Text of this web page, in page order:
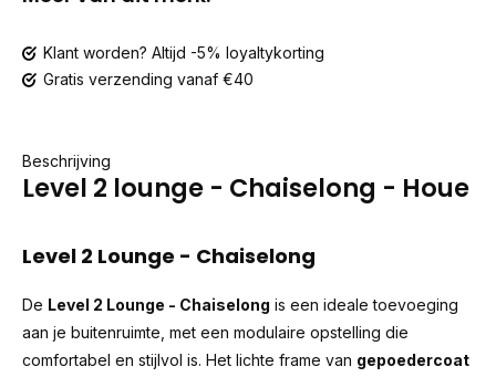
Klant worden? Altijd -5% loyaltykorting
Gratis verzending vanaf €40
Beschrijving
Level 2 lounge - Chaiselong - Houe
Level 2 Lounge - Chaiselong
De Level 2 Lounge - Chaiselong is een ideale toevoeging
aan je buitenruimte, met een modulaire opstelling die
comfortabel en stijlvol is. Het lichte frame van gepoedercoat